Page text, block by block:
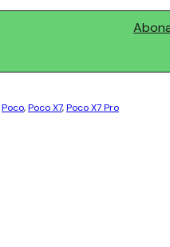
Poco,Poco X7,Poco X7 Pro